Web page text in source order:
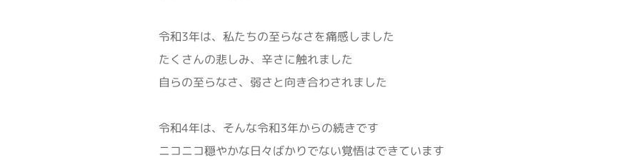
令和3年は、私たちの至らなさを痛感しました
たくさんの悲しみ、辛さに触れました
自らの至らなさ、弱さと向き合わされました
令和4年は、そんな令和3年からの続きです
ニコニコ穏やかな日々ばかりでない覚悟はできています